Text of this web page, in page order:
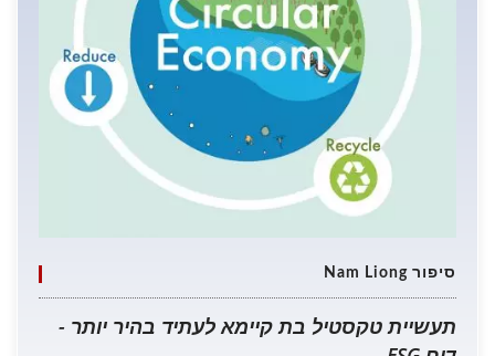
סיפור Nam Liong
תעשיית טקסטיל בת קיימא לעתיד בהיר יותר -